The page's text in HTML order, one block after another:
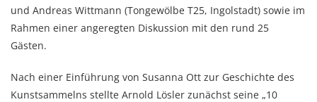
und Andreas Wittmann (Tongewölbe T25, Ingolstadt) sowie im
Rahmen einer angeregten Diskussion mit den rund 25
Gästen.
Nach einer Einführung von Susanna Ott zur Geschichte des
Kunstsammelns stellte Arnold Lösler zunächst seine „10